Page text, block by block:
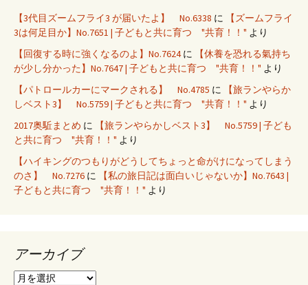
【3代目ズームフライ3 が届いたよ】 No.6338 に
【ズームフライ
3は何足目か】No.7651 | 子どもと共に育つ "共育！！" より
【回復する時に強くなるのよ】No.7624に
【休養を恐れる氣持ち
が少し分かった】No.7647 | 子どもと共に育つ "共育！！" より
【パトロールカーにマークされる】 No.4785 に
【旅ランやらか
しベスト3】 No.5759 | 子どもと共に育つ "共育！！" より
2017奥駈まとめ に
【旅ランやらかしベスト3】 No.5759 | 子ども
と共に育つ "共育！！" より
【ハイキングのつもりがどうしてちょっと命がけになってしまう
のさ】 No.7276 に
【私の旅日記は面白いじゃないか】No.7643 |
子どもと共に育つ "共育！！" より
アーカイブ
ア